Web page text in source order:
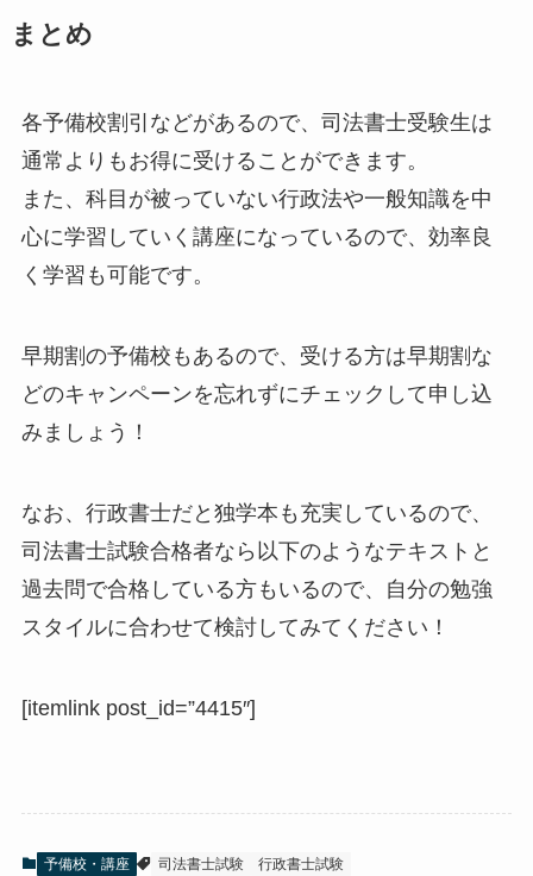
まとめ
各予備校割引などがあるので、司法書士受験生は
通常よりもお得に受けることができます。
また、科目が被っていない行政法や一般知識を中
心に学習していく講座になっているので、効率良
く学習も可能です。
早期割の予備校もあるので、受ける方は早期割な
どのキャンペーンを忘れずにチェックして申し込
みましょう！
なお、行政書士だと独学本も充実しているので、
司法書士試験合格者なら以下のようなテキストと
過去問で合格している方もいるので、自分の勉強
スタイルに合わせて検討してみてください！
[itemlink post_id=”4415″]
予備校・講座 司法書士試験 行政書士試験